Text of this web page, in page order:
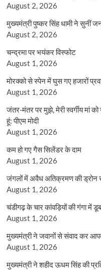
August 2, 2026
मुख्यमंत्री पुष्कर सिंह धामी ने सुनीं
August 2, 2026
चन्द्रमा पर भयंकर विस्फोट
August 1, 2026
मोरक्को से स्पेन में घुस गए हजारों
August 1, 2026
जंतर-मंतर पर मुझे, मेरी स्वर्गीय मां को
हूं: पीएम मोदी
August 1, 2026
कम हो गए गैस सिलेंडर के दाम
August 1, 2026
जंगलों में अवैध अतिक्रमण की ड्रोन
August 1, 2026
चंडीगढ़ के चार कांवड़ियों की गंगा में
August 1, 2026
मुख्यमंत्री ने जवानों से संवाद कर
August 1, 2026
मुख्यमंत्री ने शहीद ऊधम सिंह की